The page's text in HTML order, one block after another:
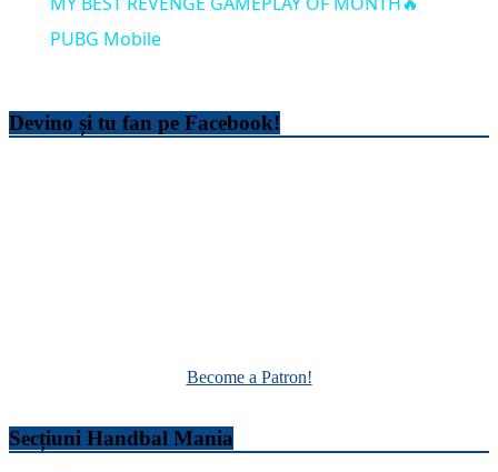
PUBG Mobile
Devino și tu fan pe Facebook!
Become a Patron!
Secțiuni Handbal Mania